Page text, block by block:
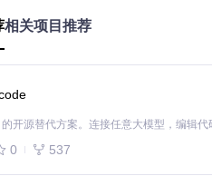
=
= "path/to/your/
相关项目推荐
0 537